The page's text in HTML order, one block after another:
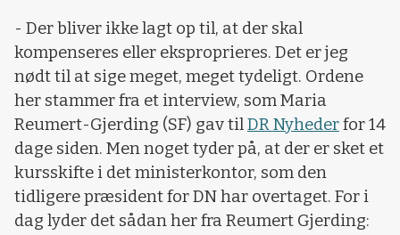
- Der bliver ikke lagt op til, at der skal
kompenseres eller eksproprieres. Det er jeg
nødt til at sige meget, meget tydeligt. Ordene
her stammer fra et interview, som Maria
Reumert-Gjerding (SF) gav tilDR Nyhederfor 14
dage siden. Men noget tyder på, at der er sket et
kursskifte i det ministerkontor, som den
tidligere præsident for DN har overtaget. For i
dag lyder det sådan her fra Reumert Gjerding: